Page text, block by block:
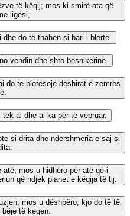
të këqij; mos ki smirë ata që
ligësi,
do të thahen si bari i blertë.
vendin dhe shto besnikërinë.
do të plotësojë dëshirat e zemrës
ai dhe ai ka për të vepruar.
si drita dhe ndershmëria e saj si
atë; mos u hidhëro për atë që i
që ndjek planet e këqija të tij.
mos u dëshpëro; kjo do të të
të keqen.